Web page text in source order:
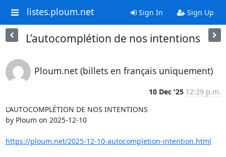
listes.ploum.net Sign In Sign Up
L’autocomplétion de nos intentions
Ploum.net (billets en français uniquement)
10 Dec '25 12:29 p.m.
L’AUTOCOMPLÉTION DE NOS INTENTIONS
by Ploum on 2025-12-10
https://ploum.net/2025-12-10-autocompletion-intention.html